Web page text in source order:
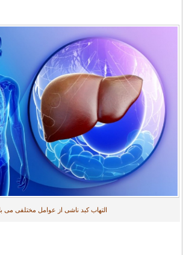
التهاب کبد ناشی از عوامل مختلفی می